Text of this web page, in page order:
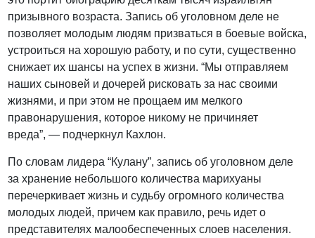
призывного возраста. Запись об уголовном деле не
позволяет молодым людям призваться в боевые войска,
устроиться на хорошую работу, и по сути, существенно
снижает их шансы на успех в жизни. “Мы отправляем
наших сыновей и дочерей рисковать за нас своими
жизнями, и при этом не прощаем им мелкого
правонарушения, которое никому не причиняет
вреда”, — подчеркнул Кахлон.
По словам лидера “Кулану”, запись об уголовном деле
за хранение небольшого количества марихуаны
перечеркивает жизнь и судьбу огромного количества
молодых людей, причем как правило, речь идет о
представителях малообеспеченных слоев населения.